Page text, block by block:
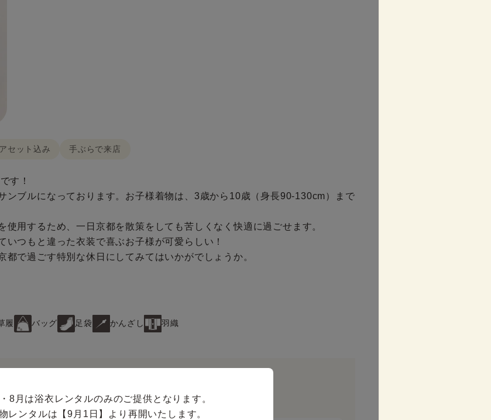
8月は浴衣レンタルのみのご提供となります。
レンタルは【9月1日】より再開いたします。
セット込み 手ぶらで来店
す！
ンブルになっております。お子様着物は、3歳から10歳（身長90-130cm）まで
使用するため、一日京都を散策をしても苦しくなく快適に過ごせます。
いつもと違った衣装で喜ぶお子様が可愛らしい！
都で過ごす特別な休日にしてみてはいかがでしょうか。
履 バッグ 足袋 かんざし 羽織
オプション追加で、よりあなたらしいコーディネートに！